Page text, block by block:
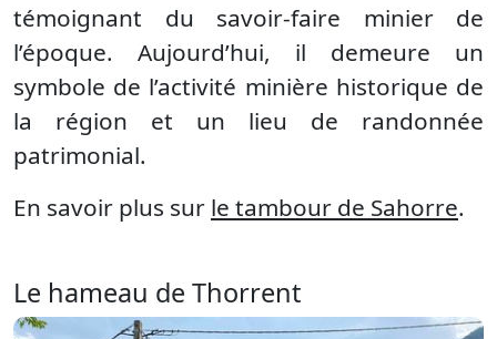
témoignant du savoir-faire minier de
l’époque. Aujourd’hui, il demeure un
symbole de l’activité minière historique de
la région et un lieu de randonnée
patrimonial.
En savoir plus sur le tambour de Sahorre.
Le hameau de Thorrent